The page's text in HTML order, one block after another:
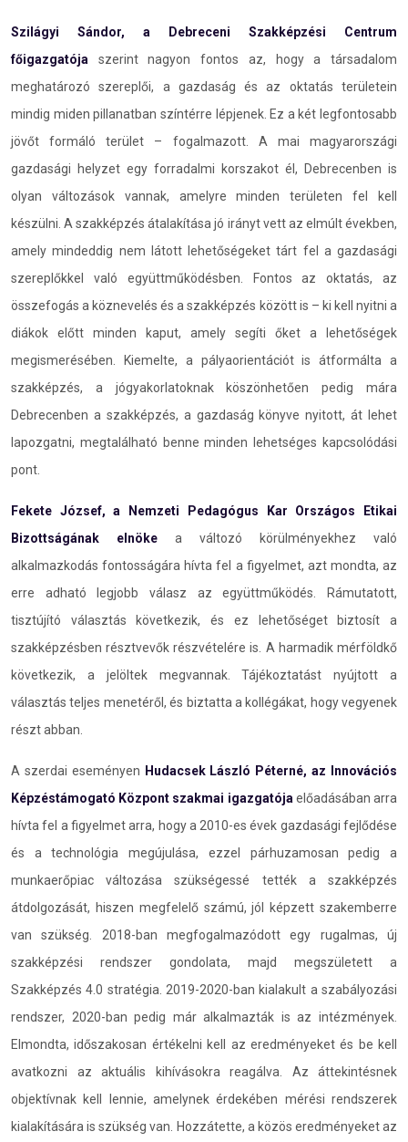
Szilágyi Sándor, a Debreceni Szakképzési Centrum
főigazgatója szerint nagyon fontos az, hogy a társadalom
meghatározó szereplői, a gazdaság és az oktatás területein
mindig miden pillanatban színtérre lépjenek. Ez a két legfontosabb
jövőt formáló terület – fogalmazott. A mai magyarországi
gazdasági helyzet egy forradalmi korszakot él, Debrecenben is
olyan változások vannak, amelyre minden területen fel kell
készülni. A szakképzés átalakítása jó irányt vett az elmúlt években,
amely mindeddig nem látott lehetőségeket tárt fel a gazdasági
szereplőkkel való együttműködésben. Fontos az oktatás, az
összefogás a köznevelés és a szakképzés között is – ki kell nyitni a
diákok előtt minden kaput, amely segíti őket a lehetőségek
megismerésében. Kiemelte, a pályaorientációt is átformálta a
szakképzés, a jógyakorlatoknak köszönhetően pedig mára
Debrecenben a szakképzés, a gazdaság könyve nyitott, át lehet
lapozgatni, megtalálható benne minden lehetséges kapcsolódási
pont.
Fekete József, a Nemzeti Pedagógus Kar Országos Etikai
Bizottságának elnöke a változó körülményekhez való
alkalmazkodás fontosságára hívta fel a figyelmet, azt mondta, az
erre adható legjobb válasz az együttműködés. Rámutatott,
tisztújító választás következik, és ez lehetőséget biztosít a
szakképzésben résztvevők részvételére is. A harmadik mérföldkő
következik, a jelöltek megvannak. Tájékoztatást nyújtott a
választás teljes menetéről, és biztatta a kollégákat, hogy vegyenek
részt abban.
A szerdai eseményen Hudacsek László Péterné, az Innovációs
Képzéstámogató Központ szakmai igazgatója előadásában arra
hívta fel a figyelmet arra, hogy a 2010-es évek gazdasági fejlődése
és a technológia megújulása, ezzel párhuzamosan pedig a
munkaerőpiac változása szükségessé tették a szakképzés
átdolgozását, hiszen megfelelő számú, jól képzett szakemberre
van szükség. 2018-ban megfogalmazódott egy rugalmas, új
szakképzési rendszer gondolata, majd megszületett a
Szakképzés 4.0 stratégia. 2019-2020-ban kialakult a szabályozási
rendszer, 2020-ban pedig már alkalmazták is az intézmények.
Elmondta, időszakosan értékelni kell az eredményeket és be kell
avatkozni az aktuális kihívásokra reagálva. Az áttekintésnek
objektívnak kell lennie, amelynek érdekében mérési rendszerek
kialakítására is szükség van. Hozzátette, a közös eredményeket az